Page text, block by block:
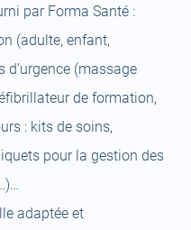
par Forma Santé :
(adulte, enfant,
d’urgence (massage
de formation,
: kits de soins,
pour la gestion des
adaptée et